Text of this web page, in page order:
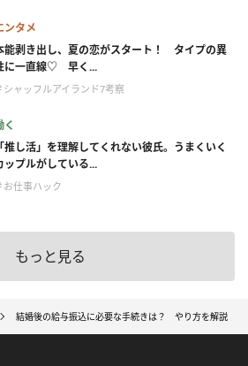
ンタメ
能剥き出し、夏の恋がスタート！ タイプの異
に一直線♡ 早く...
シャッフルアイランド7考察
く
「推し活」を理解してくれない彼氏。うまくいく
ップルがしている...
お仕事ハック
もっと見る
結婚後の給与振込に必要な手続きは？ やり方を解説